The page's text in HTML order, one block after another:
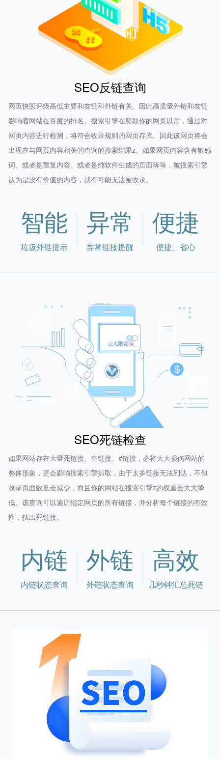
SEO反链查询
网页快照评级高低主要和友链和外链有关。因此高质量外链和友链
影响着网站在百度的排名。搜索引擎在爬取你的网页以后，通过对
网页内容进行检测，将符合收录规则的网页存库。因此该网页将会
出现在与网页内容相关的查询的搜索结果z。如果网页内容含有敏感
词、或者是重复内容、或者是纯软件生成的页面等等，被搜索引擎
认为是没有价值的内容，就有可能无法被收录。
智能
垃圾外链提示
异常
异常链接提醒
便捷
便捷、省心
SEO死链检查
如果网站存在大量死链接、空链接、#链接，必将大大损伤网站的
整体形象，更会影响搜索引擎抓取，由于太多链接无法到达，不但
收录页面数量会减少，而且你的网站在搜索引擎z的权重会大大降
低。该查询可以遍历指定网页的所有链接，并分析每个链接的有效
性，找出死链接。
内链
内链状态查询
外链
外链状态查询
高效
几秒钟汇总死链